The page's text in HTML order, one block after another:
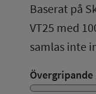
Baserat på
VT25 med
samlas inte